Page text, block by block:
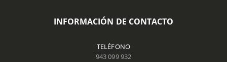
INFORMACIÓN DE CONTACTO
TELÉFONO
943 099 932